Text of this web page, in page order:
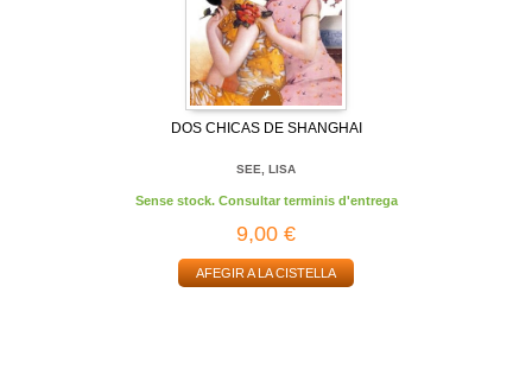
DOS CHICAS DE SHANGHAI
SEE, LISA
Sense stock. Consultar terminis d'entrega
9,00 €
AFEGIR A LA CISTELLA